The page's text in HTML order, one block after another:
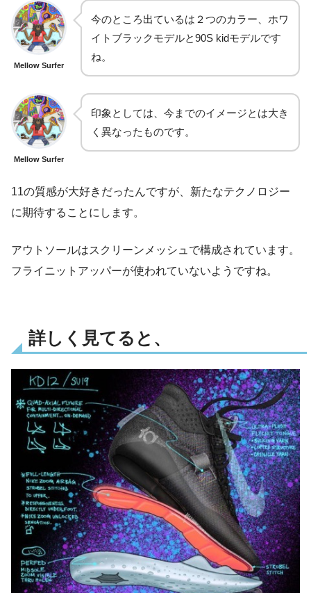
Mellow Surfer
今のところ出ているは２つのカラー、ホワ
イトブラックモデルと90S kidモデルです
ね。
Mellow Surfer
印象としては、今までのイメージとは大き
く異なったものです。
11の質感が大好きだったんですが、新たなテクノロジー
に期待することにします。
アウトソールはスクリーンメッシュで構成されています。
フライニットアッパーが使われていないようですね。
詳しく見てると、